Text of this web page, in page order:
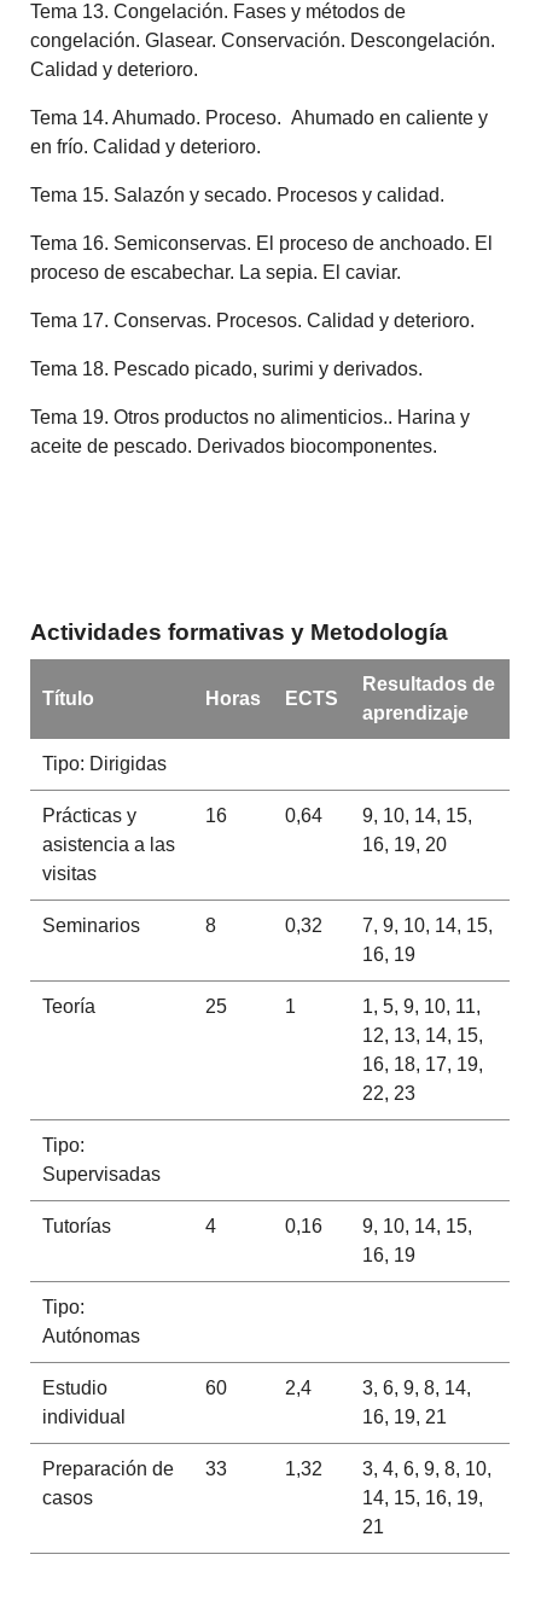
Tema 13. Congelación. Fases y métodos de
congelación. Glasear. Conservación. Descongelación.
Calidad y deterioro.
Tema 14. Ahumado. Proceso. Ahumado en caliente y
en frío. Calidad y deterioro.
Tema 15. Salazón y secado. Procesos y calidad.
Tema 16. Semiconservas. El proceso de anchoado. El
proceso de escabechar. La sepia. El caviar.
Tema 17. Conservas. Procesos. Calidad y deterioro.
Tema 18. Pescado picado, surimi y derivados.
Tema 19. Otros productos no alimenticios.. Harina y
aceite de pescado. Derivados biocomponentes.
Actividades formativas y Metodología
Título Horas ECTS
Resultados de
aprendizaje
Tipo: Dirigidas
Prácticas y
asistencia a las
visitas
16 0,64
9, 10, 14, 15,
16, 19, 20
Seminarios 8 0,32
7, 9, 10, 14, 15,
16, 19
Teoría 25 1
1, 5, 9, 10, 11,
12, 13, 14, 15,
16, 18, 17, 19,
22, 23
Tipo:
Supervisadas
Tutorías 4 0,16
9, 10, 14, 15,
16, 19
Tipo:
Autónomas
Estudio
individual
60 2,4
3, 6, 9, 8, 14,
16, 19, 21
Preparación de
casos
33 1,32
3, 4, 6, 9, 8, 10,
14, 15, 16, 19,
21